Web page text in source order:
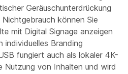
Geräuschunterdrückung
können Sie
mit Digital Signage anzeigen
individuelles Branding
fungiert auch als lokaler 4K-
Nutzung von Inhalten und wird